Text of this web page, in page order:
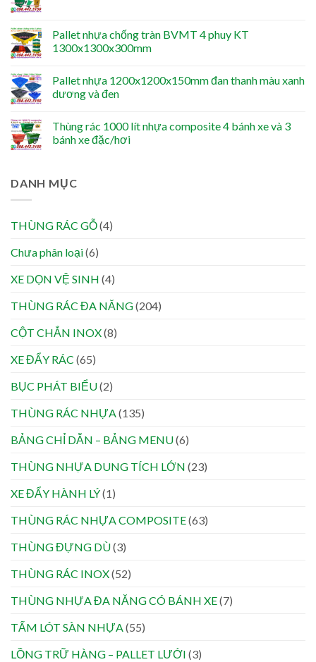
Pallet nhựa chống tràn BVMT 4 phuy KT
1300x1300x300mm
Pallet nhựa 1200x1200x150mm đan thanh màu xanh
dương và đen
Thùng rác 1000 lít nhựa composite 4 bánh xe và 3
bánh xe đặc/hơi
DANH MỤC
THÙNG RÁC GỖ(4)
Chưa phân loại(6)
XE DỌN VỆ SINH (4)
THÙNG RÁC ĐA NĂNG(204)
CỘT CHẮN INOX(8)
XE ĐẨY RÁC (65)
BỤC PHÁT BIỂU(2)
THÙNG RÁC NHỰA(135)
BẢNG CHỈ DẪN – BẢNG MENU(6)
THÙNG NHỰA DUNG TÍCH LỚN (23)
XE ĐẨY HÀNH LÝ(1)
THÙNG RÁC NHỰA COMPOSITE(63)
THÙNG ĐỰNG DÙ(3)
THÙNG RÁC INOX(52)
THÙNG NHỰA ĐA NĂNG CÓ BÁNH XE(7)
TẤM LÓT SÀN NHỰA(55)
LỒNG TRỮ HÀNG – PALLET LƯỚI (3)